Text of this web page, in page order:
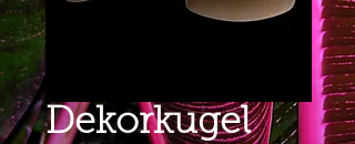
Dekorkugel